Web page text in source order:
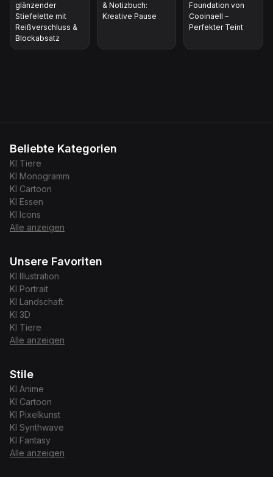
glänzender
Stiefelette mit
Reißverschluss &
Blockabsatz
& Notizbuch:
Kreative Pause
Foundation von
Cooinaell –
Perfekter Teint
Beliebte Kategorien
KI Tiere
KI Monogramm
KI Cartoon
KI Essen
KI
Icons
Alle anzeigen
Unsere Favoriten
KI
Illustration
KI Portrait
KI Landschaft
KI 3D
KI Tiere
Alle anzeigen
Stile
KI Anime
KI Cartoon
KI Pixelkunst
KI Synthwave
KI Fantasy
Alle anzeigen